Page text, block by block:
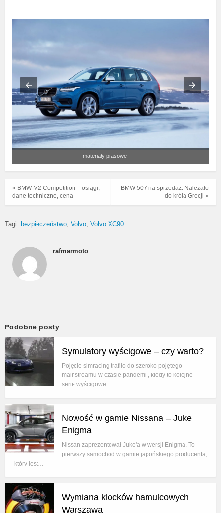
materiały prasowe
BMW 507 na sprzedaż. Należało
do króla Grecji »
« BMW M2 Competition – osiągi,
dane techniczne, cena
Tagi: bezpieczeństwo Volvo Volvo XC90
rafmarmoto:
Podobne posty
Symulatory wyścigowe – czy warto?
Pojęcie simracing trafiło do szeroko pojętego
mainstreamu w czasie pandemii, kiedy to kolejne
serie wyścigowe…
Nowość w gamie Nissana – Juke
Enigma
Nissan zaprezentował Juke'a w wersji Enigma. To
pierwszy samochód w gamie japońskiego producenta,
który jest…
Wymiana klocków hamulcowych
Warszawa